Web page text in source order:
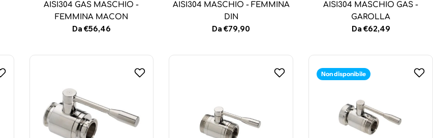
AISI304 GAS MASCHIO -
FEMMINA MACON
Prezzo
Da €56,46
AISI304 MASCHIO - FEMMINA
DIN
Prezzo
Da €79,90
AISI304 MASCHIO GAS -
GAROLLA
Prezzo
Da €62,49
Non disponibile